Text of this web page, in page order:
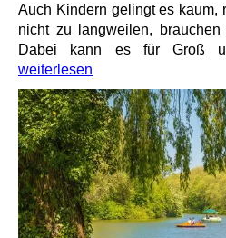
Auch Kindern gelingt es kaum,
nicht zu langweilen,
Dabei kann es für Groß
weiterlesen